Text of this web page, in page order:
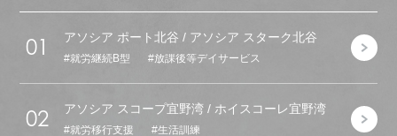
01 アソシア ポート北谷 / アソシア スターク北谷
就労継続B型 放課後等デイサービス
02 アソシア スコープ宜野湾 / ホイスコーレ宜野湾
就労移行支援 生活訓練